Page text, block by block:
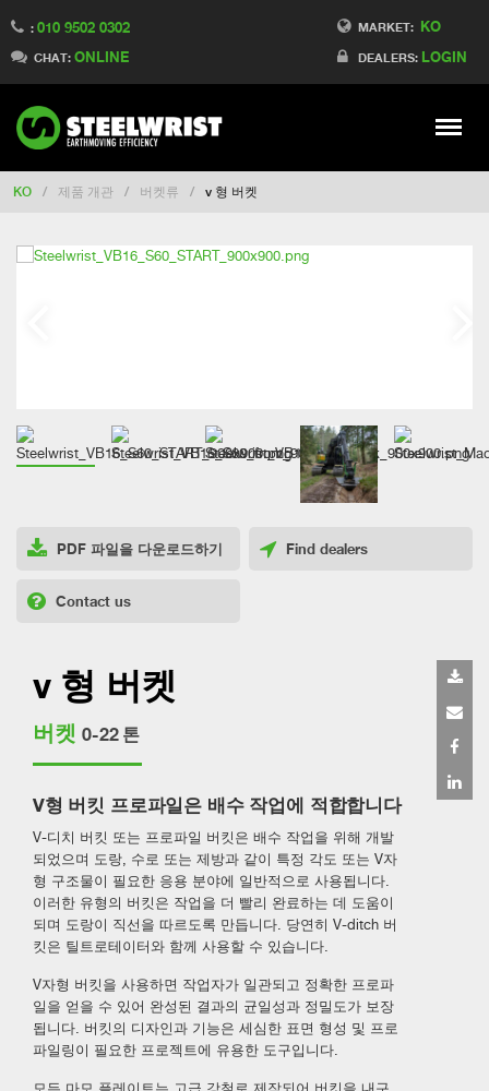
MARKET: KO
DEALERS: LOGIN
: 010 9502 0302
CHAT: ONLINE
Meny
Switch to Finland
Switch to Denmark
Switch to China
Switch to Australia
Change market
KO / 제품 개관 / 버켓류 / v 형 버켓
PDF 파일을 다운로드하기 Find dealers
Contact us
v 형 버켓
버켓0-22 톤
V형 버킷 프로파일은 배수 작업에 적합합니다
V-디치 버킷 또는 프로파일 버킷은 배수 작업을 위해 개발
되었으며 도랑, 수로 또는 제방과 같이 특정 각도 또는 V자
형 구조물이 필요한 응용 분야에 일반적으로 사용됩니다.
이러한 유형의 버킷은 작업을 더 빨리 완료하는 데 도움이
되며 도랑이 직선을 따르도록 만듭니다. 당연히 V-ditch 버
킷은 틸트로테이터와 함께 사용할 수 있습니다.
V자형 버킷을 사용하면 작업자가 일관되고 정확한 프로파
일을 얻을 수 있어 완성된 결과의 균일성과 정밀도가 보장
됩니다. 버킷의 디자인과 기능은 세심한 표면 형성 및 프로
파일링이 필요한 프로젝트에 유용한 도구입니다.